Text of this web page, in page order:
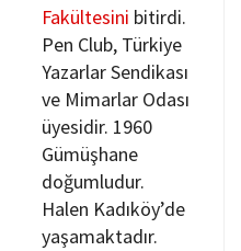
Fakültesini bitirdi.
Pen Club, Türkiye
Yazarlar Sendikası
ve Mimarlar Odası
üyesidir. 1960
Gümüşhane
doğumludur.
Halen Kadıköy’de
yaşamaktadır.